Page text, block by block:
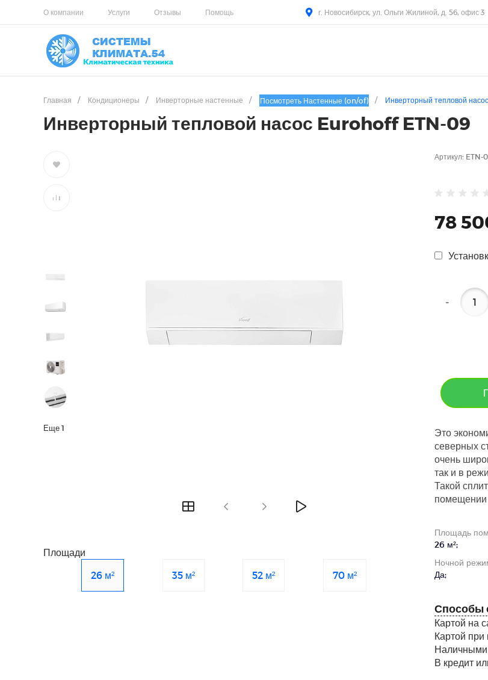
О компании Услуги Отзывы Помощь г. Новосибирск, ул. Ольги Жилиной, д. 56, офис 3
Главная / Кондиционеры / Инверторные настенные / Посмотреть Настенные (on/of) / Инверторный тепловой
Инверторный тепловой насос Eurohoff ETN-09
Еще1
Площади
26 м²
35 м² 52 м² 70 м²
Артикул: ETN-
78
-
Это
северных
очень
так и в
Такой
помещении
Площадь
26 м²;
Ночной
Да;
Способы
Картой на
Картой при
Наличными
В кредит